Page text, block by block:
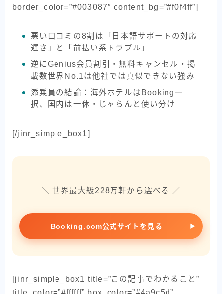
border_color=”#003087″ content_bg=”#f0f4ff”]
悪い口コミの8割は「日本語サポートの対応
遅さ」と「前払い系トラブル」
逆にGenius会員割引・無料キャンセル・掲
載数世界No.1は他社では真似できない強み
添乗員の結論：海外ホテルはBooking一
択、国内は一休・じゃらんと使い分け
[/jinr_simple_box1]
＼ 世界最大級228万軒から選べる ／
Booking.com公式サイトを見る
[jinr_simple_box1 title=”この記事でわかること”
title_color=”#ffffff” box_color=”#4a9c5d”